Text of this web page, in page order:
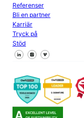
Referenser
Bli en partner
Karriär
Tryck på
Stöd
Följ oss på Facebook
Följ oss på X
Följ oss på